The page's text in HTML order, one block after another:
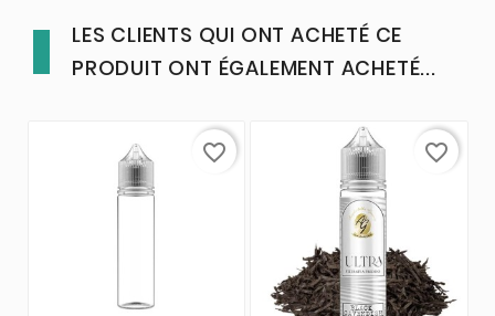
LES CLIENTS QUI ONT ACHETÉ CE
PRODUIT ONT ÉGALEMENT ACHETÉ...
favorite_border favorite_border